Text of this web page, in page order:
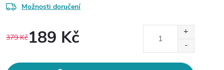
Možnosti doručení
379 Kč189 Kč